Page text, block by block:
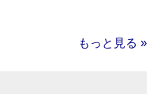
もっと見る »